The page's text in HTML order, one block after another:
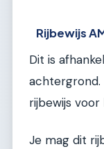
Rijbewijs
Dit is
rijbewijs
Je mag dit